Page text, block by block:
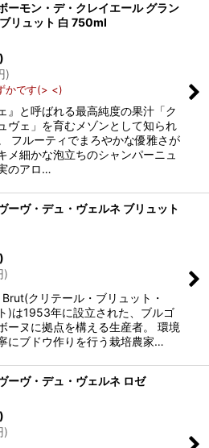
絞り込む
ーモン・デ・クレイエール グラン
リュット 白 750ml
)
かです(> <)
』と呼ばれる最高純度の果汁「ク
ヴェ」を育むメゾンとして知られ
フルーティでまろやかな優雅さが
メ細かな泡立ちのシャンパーニュ
のアロ…
ーヴ・デュ・ヴェルネ ブリュット
)
クリテール・ブリュット・
)は1953年に設立された、ブルゴ
ーヌに拠点を構える生産者。 環境
にブドウ作りを行う栽培農家…
ーヴ・デュ・ヴェルネ ロゼ
)